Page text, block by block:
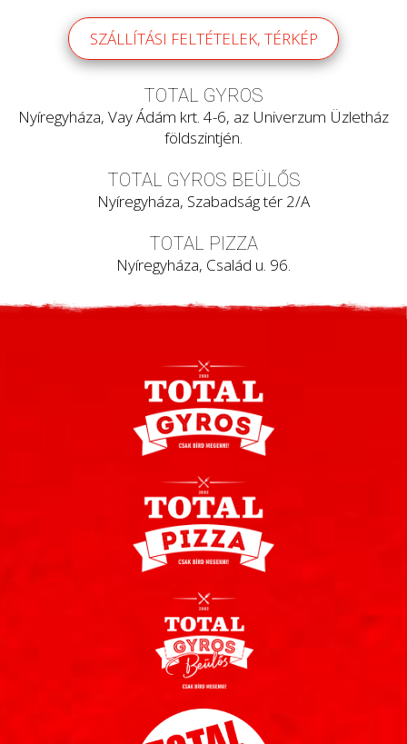
SZÁLLÍTÁSI FELTÉTELEK, TÉRKÉP
TOTAL GYROS
Nyíregyháza, Vay Ádám krt. 4-6, az Univerzum Üzletház
földszintjén.
TOTAL GYROS BEÜLŐS
Nyíregyháza, Szabadság tér 2/A
TOTAL PIZZA
Nyíregyháza, Család u. 96.